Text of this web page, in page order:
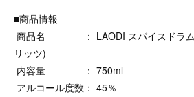
■商品情報
商品名 ： LAODI スパイスドラム
リッツ)
内容量 ： 750ml
アルコール度数： 45％